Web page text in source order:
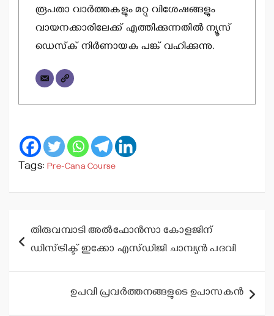
രൂപതാ വാര്‍ത്തകളും മറ്റു വിശേഷങ്ങളും
വായനക്കാരിലേക്ക് എത്തിക്കുന്നതില്‍ ന്യൂസ്
ഡെസ്‌ക് നിര്‍ണായക പങ്ക് വഹിക്കുന്നു.
Tags: Pre-Cana Course
navigation
തിരുവമ്പാടി അല്‍ഫോന്‍സാ കോളജിന്
ഡിസ്ട്രിക്ട് ഇക്കോ എസ്ഡിജി ചാമ്പ്യന്‍ പദവി
ഉപവി പ്രവര്‍ത്തനങ്ങളുടെ ഉപാസകന്‍